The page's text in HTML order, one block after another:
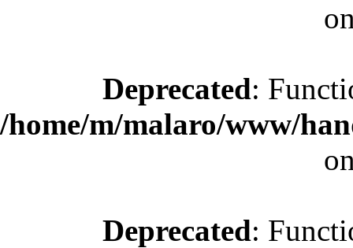
Deprecated:
/home/m/malaro/www/
Deprecated: